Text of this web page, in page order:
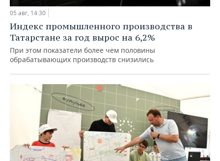
05 авг, 14:30
Индекс промышленного производства в
Татарстане за год вырос на 6,2%
При этом показатели более чем половины
обрабатывающих производств снизились